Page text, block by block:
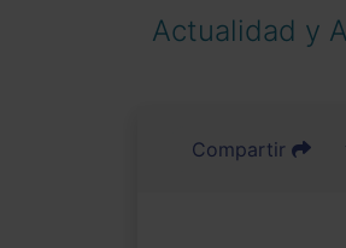
Actualidad y
Compartir